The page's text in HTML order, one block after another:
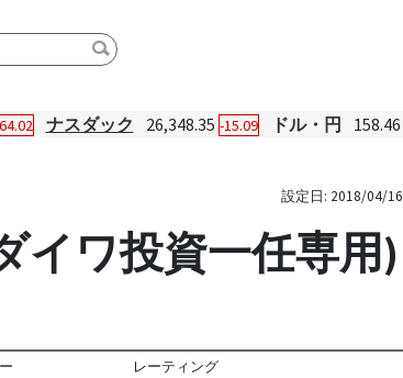
ナスダック 26,348.35 -15.09 ドル・円 158.46
設定日: 2018/04/16
イワ投資一任専用)
レーティング